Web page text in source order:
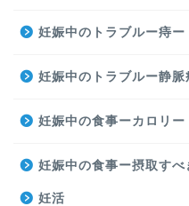
妊娠中のトラブルー痔ー
妊娠中のトラブルー静脈
妊娠中の食事ーカロリ
妊娠中の食事ー摂取す
妊活